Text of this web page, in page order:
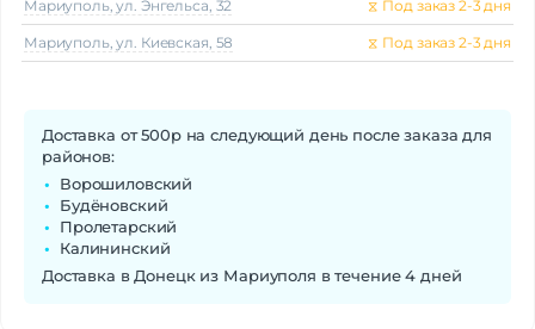
Мариуполь, ул. Энгельса, 32 ⧖ Под заказ 2-3 дня
Мариуполь, ул. Киевская, 58 ⧖ Под заказ 2-3 дня
Доставка от 500р на следующий день после заказа для
районов:
Ворошиловский
Будёновский
Пролетарский
Калининский
Доставка в Донецк из Мариуполя в течение 4 дней